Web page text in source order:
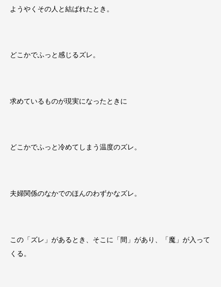
ようやくその人と結ばれたとき。
どこかでふっと感じるズレ。
求めているものが現実になったときに
どこかでふっと冷めてしまう温度のズレ。
夫婦関係のなかでのほんのわずかなズレ。
この「ズレ」があるとき、そこに「間」があり、「魔」が入って
くる。